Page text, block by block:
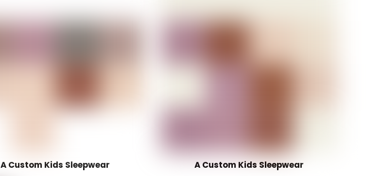
A Custom Kids Sleepwear A Custom Kids Sleepwear